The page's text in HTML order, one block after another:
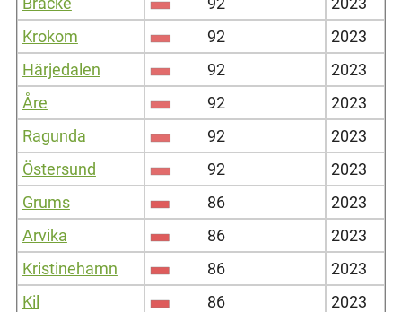
Krokom
92
2023
Härjedalen
92
2023
Åre
92
2023
Ragunda
92
2023
Östersund
92
2023
Grums
86
2023
Arvika
86
2023
Kristinehamn
86
2023
Kil
86
2023